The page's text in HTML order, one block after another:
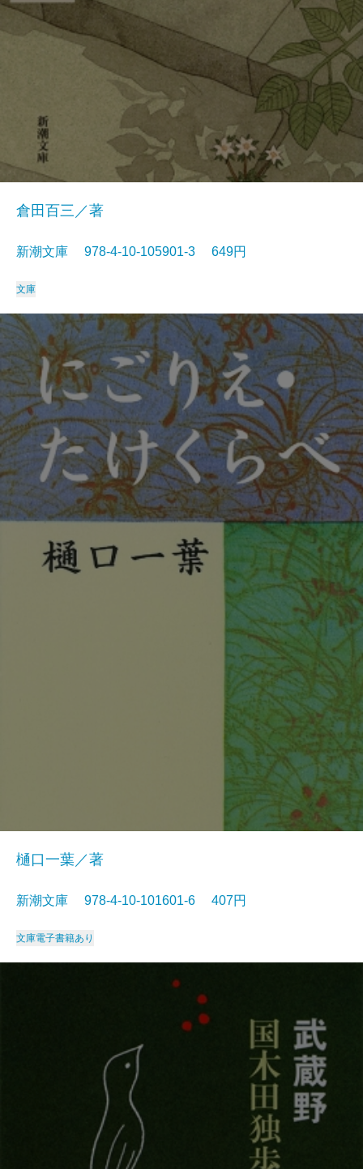
倉田百三／著
新潮文庫 978-4-10-105901-3 649円
文庫
樋口一葉／著
新潮文庫 978-4-10-101601-6 407円
文庫電子書籍あり